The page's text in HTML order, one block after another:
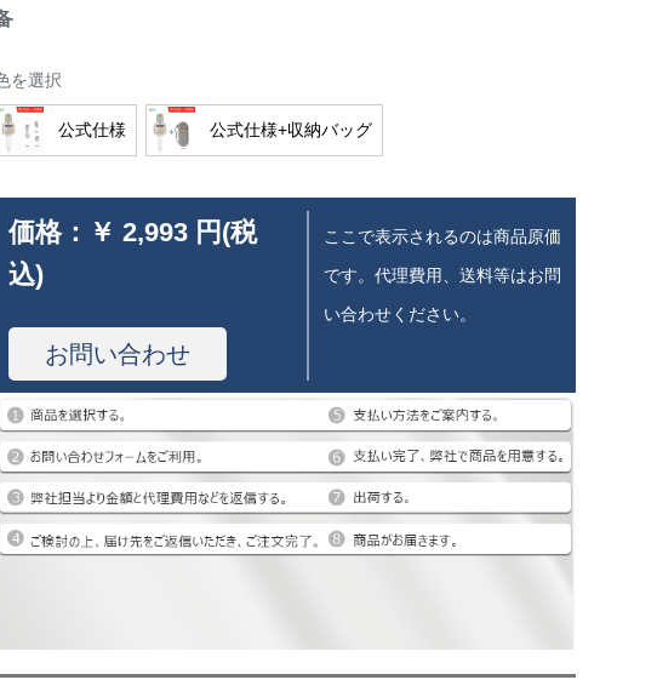
を選択
公式仕様 公式仕様+収納バッグ
価格： ￥ 2,993 円(税
込)
お問い合わせ
ここで表示されるのは商品原価
です。代理費用、送料等はお問
い合わせください。